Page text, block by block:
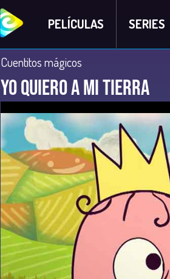
PELÍCULAS SERIES
Cuentitos mágicos
Yo quiero a mi tierra